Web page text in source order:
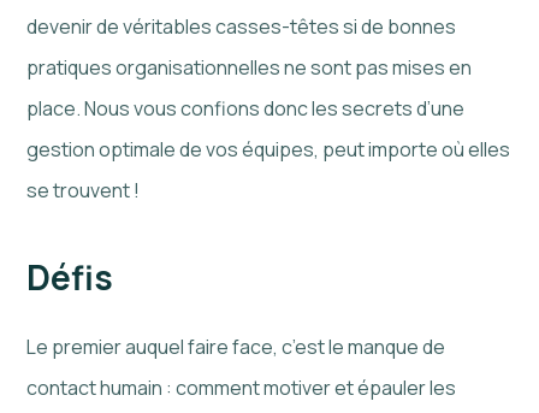
devenir de véritables casses-têtes si de bonnes
pratiques organisationnelles ne sont pas mises en
place. Nous vous confions donc les secrets d’une
gestion optimale de vos équipes, peut importe où elles
se trouvent !
Défis
Le premier auquel faire face, c’est le manque de
contact humain : comment motiver et épauler les